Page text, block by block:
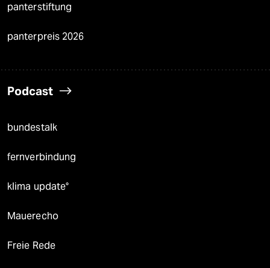
panterstiftung
panterpreis 2026
Podcast
bundestalk
fernverbindung
klima update°
Mauerecho
Freie Rede